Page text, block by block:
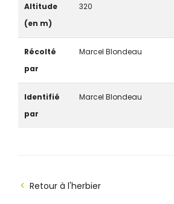
Altitude
(en m)
320
Récolté
par
Marcel Blondeau
Identifié
par
Marcel Blondeau
Retour à l'herbier